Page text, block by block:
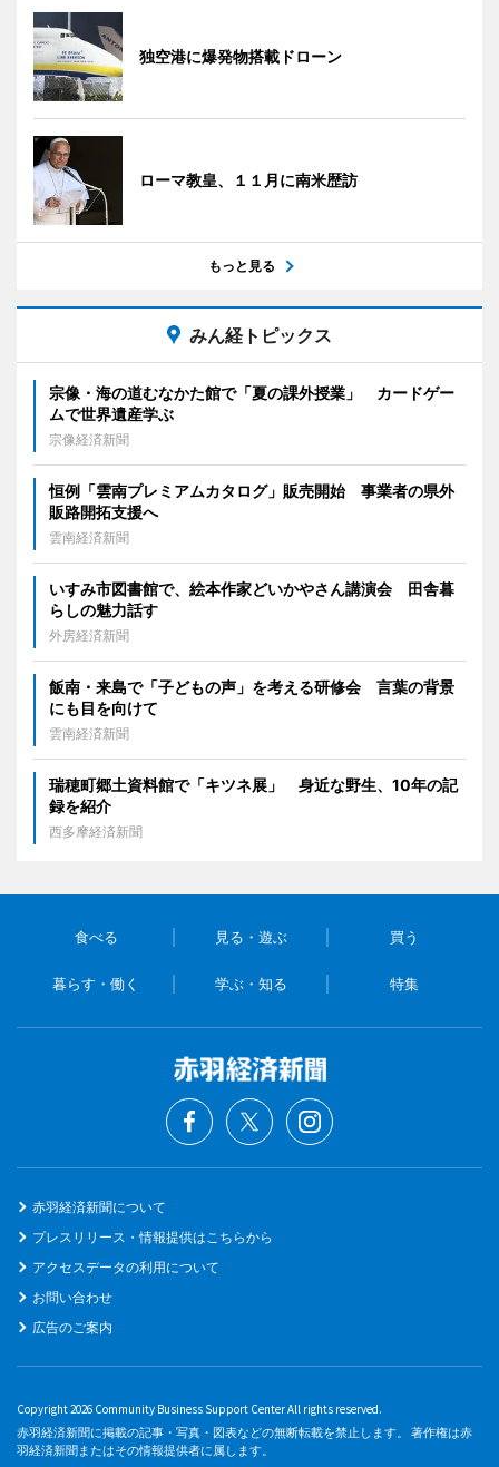
独空港に爆発物搭載ドローン
ローマ教皇、１１月に南米歴訪
もっと見る
みん経トピックス
宗像・海の道むなかた館で「夏の課外授業」 カードゲー
ムで世界遺産学ぶ
宗像経済新聞
恒例「雲南プレミアムカタログ」販売開始 事業者の県外
販路開拓支援へ
雲南経済新聞
いすみ市図書館で、絵本作家どいかやさん講演会 田舎暮
らしの魅力話す
外房経済新聞
飯南・来島で「子どもの声」を考える研修会 言葉の背景
にも目を向けて
雲南経済新聞
瑞穂町郷土資料館で「キツネ展」 身近な野生、10年の記
録を紹介
西多摩経済新聞
食べる 見る・遊ぶ 買う
暮らす・働く 学ぶ・知る 特集
赤羽経済新聞について
プレスリリース・情報提供はこちらから
アクセスデータの利用について
お問い合わせ
広告のご案内
Copyright 2026 Community Business Support Center All rights reserved.
赤羽経済新聞に掲載の記事・写真・図表などの無断転載を禁止します。 著作権は赤
羽経済新聞またはその情報提供者に属します。